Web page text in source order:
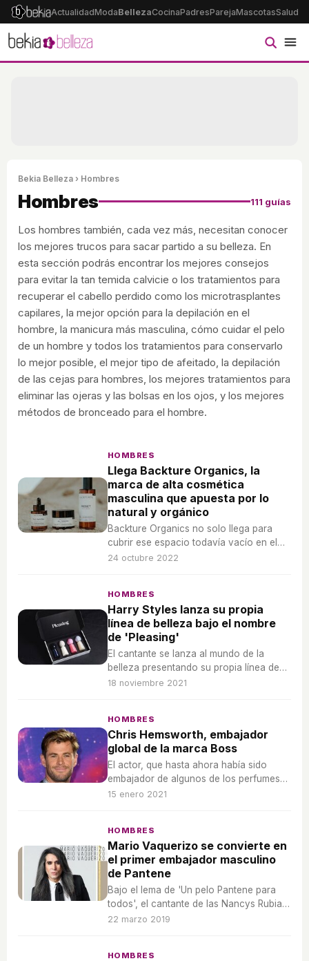
ActualidadModaBellezaCocinaPadresParejaMascotasSalud
Bekia Belleza › Hombres
Hombres 111 guías
Los hombres también, cada vez más, necesitan conocer
los mejores trucos para sacar partido a su belleza. En
esta sección podrás encontrar los mejores consejos
para evitar la tan temida calvicie o los tratamientos para
recuperar el cabello perdido como los microtrasplantes
capilares, la mejor opción para la depilación en el
hombre, la manicura más masculina, cómo cuidar el pelo
de un hombre y todos los tratamientos para conservarlo
lo mejor posible, el mejor tipo de afeitado, la depilación
de las cejas para hombres, los mejores tratamientos para
eliminar las ojeras y las bolsas en los ojos, y los mejores
métodos de bronceado para el hombre.
HOMBRES
Llega Backture Organics, la
marca de alta cosmética
masculina que apuesta por lo
natural y orgánico
Backture Organics no solo llega para
cubrir ese espacio todavía vacío en el
cuidado facial masculino, sino que
24 octubre 2022
HOMBRES
Harry Styles lanza su propia
línea de belleza bajo el nombre
de 'Pleasing'
El cantante se lanza al mundo de la
belleza presentando su propia línea de
cosméticos, 'Pleasing'.
18 noviembre 2021
HOMBRES
Chris Hemsworth, embajador
global de la marca Boss
El actor, que hasta ahora había sido
embajador de algunos de los perfumes
de la marca, será ahora embajador
15 enero 2021
HOMBRES
Mario Vaquerizo se convierte en
el primer embajador masculino
de Pantene
Bajo el lema de 'Un pelo Pantene para
todos', el cantante de las Nancys Rubias
se convierte en el primer hombre en ser
22 marzo 2019
HOMBRES